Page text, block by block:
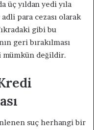
üç yıldan yedi yıla
para cezası olarak
gibi bu
geri bırakılması
mümkün değildir.
suç herhangi bir